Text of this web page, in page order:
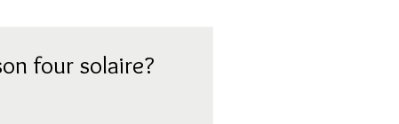
four solaire?